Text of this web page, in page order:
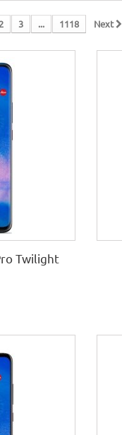
2 3 ... 1118 Next
Twilight